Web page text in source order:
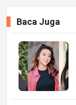
Baca Juga